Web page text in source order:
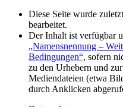
Diese Seite wurde
bearbeitet.
Der Inhalt ist verfügbar
„Namensnennung –
Bedingungen“, sofern
zu den Urhebern und
Mediendateien (etwa
durch Anklicken